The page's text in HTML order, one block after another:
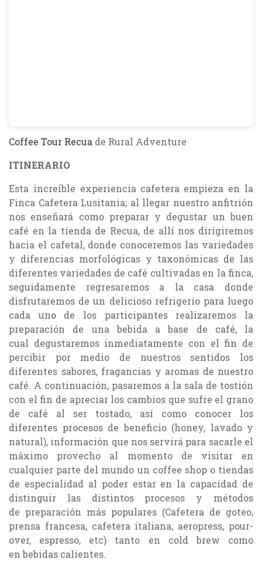
Coffee Tour Recua de Rural Adventure
ITINERARIO
Esta increíble experiencia cafetera empieza en la
Finca Cafetera Lusitania; al llegar nuestro anfitrión
nos enseñará como preparar y degustar un buen
café en la tienda de Recua, de allí nos dirigiremos
hacia el cafetal, donde conoceremos las variedades
y diferencias morfológicas y taxonómicas de las
diferentes variedades de café cultivadas en la finca,
seguidamente regresaremos a la casa donde
disfrutaremos de un delicioso refrigerio para luego
cada uno de los participantes realizaremos la
preparación de una bebida a base de café, la
cual degustaremos inmediatamente con el fin de
percibir por medio de nuestros sentidos los
diferentes sabores, fragancias y aromas de nuestro
café. A continuación, pasaremos a la sala de tostión
con el fin de apreciar los cambios que sufre el grano
de café al ser tostado, así como conocer los
diferentes procesos de beneficio (honey, lavado y
natural), información que nos servirá para sacarle el
máximo provecho al momento de visitar en
cualquier parte del mundo un coffee shop o tiendas
de especialidad al poder estar en la capacidad de
distinguir las distintos procesos y métodos
de preparación más populares (Cafetera de goteo,
prensa francesa, cafetera italiana, aeropress, pour-
over, espresso, etc) tanto en cold brew como
en bebidas calientes.